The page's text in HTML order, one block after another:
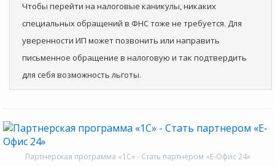
Чтобы перейти на налоговые каникулы, никаких
специальных обращений в ФНС тоже не требуется. Для
уверенности ИП может позвонить или направить
письменное обращение в налоговую и так подтвердить
для себя возможность льготы.
Партнерская программа «1С» - Стать партнером «Е-Офис 24»